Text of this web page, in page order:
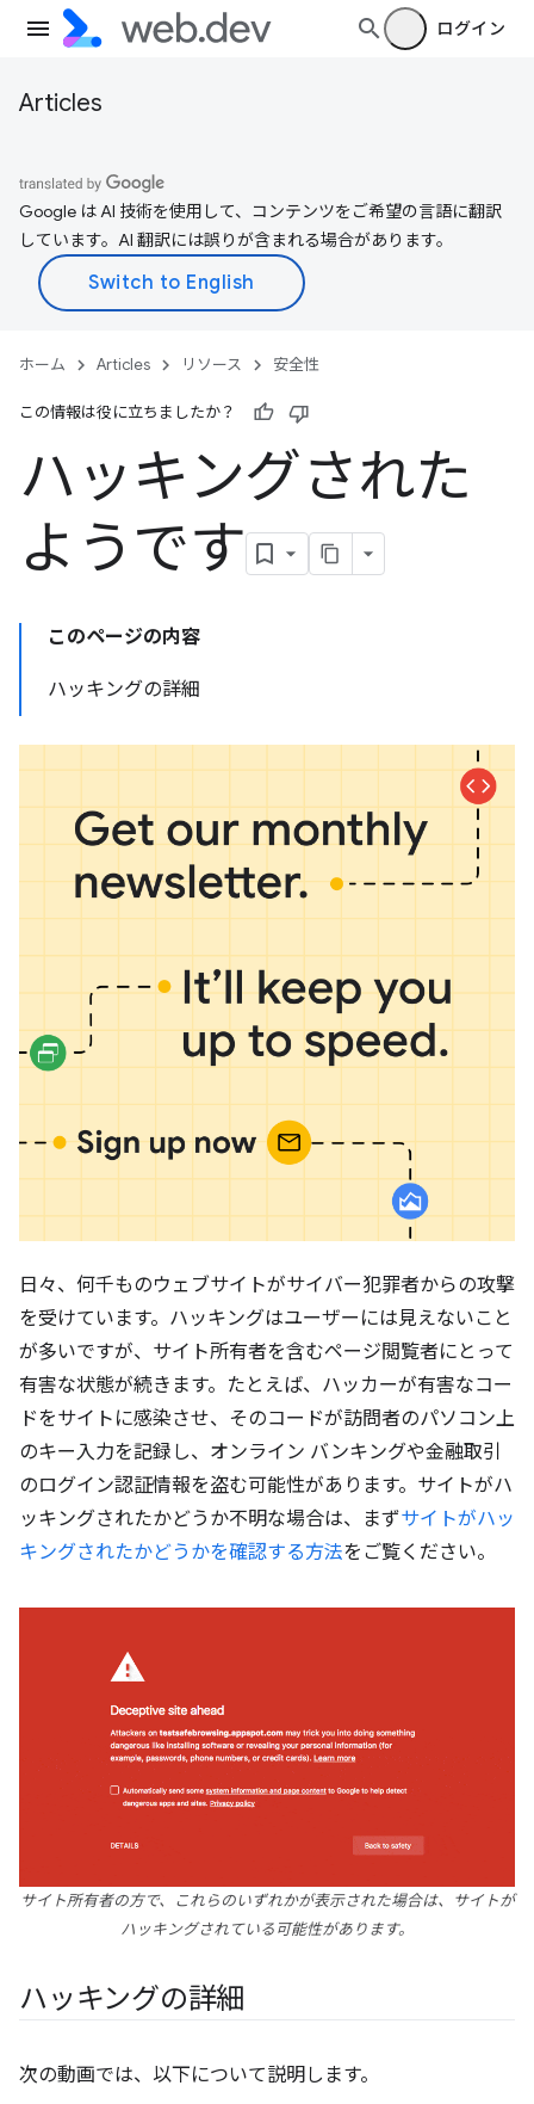
ログイン
Articles
Google は AI 技術を使用して、コンテンツをご希望の言語に翻訳
しています。AI 翻訳には誤りが含まれる場合があります。
ホーム Articles リソース 安全性
この情報は役に立ちましたか？
ハッキングされた
ようです
このページの内容
ハッキングの詳細
日々、何千ものウェブサイトがサイバー犯罪者からの攻撃
を受けています。ハッキングはユーザーには見えないこと
が多いですが、サイト所有者を含むページ閲覧者にとって
有害な状態が続きます。たとえば、ハッカーが有害なコー
ドをサイトに感染させ、そのコードが訪問者のパソコン上
のキー入力を記録し、オンライン バンキングや金融取引
のログイン認証情報を盗む可能性があります。サイトがハ
ッキングされたかどうか不明な場合は、まずサイトがハッ
キングされたかどうかを確認する方法をご覧ください。
サイト所有者の方で、これらのいずれかが表示された場合は、サイトが
ハッキングされている可能性があります。
ハッキングの詳細
次の動画では、以下について説明します。